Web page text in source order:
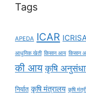
Tags
APEDA ICAR
आधुनिक खेती किसान आय किसान
की आय कृषि
निर्यात कृषि मंत्रालय कृषि मंत्री